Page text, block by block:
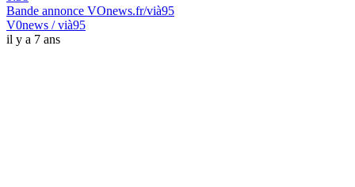
Bande annonce VOnews.fr/vià95
V0news / vià95
il y a 7 ans